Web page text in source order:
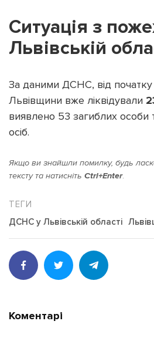
Ситуація з
Львівській
За даними ДСНС, від початку
Львівщини вже ліквідували
виявлено 53 загиблих особи
осіб.
Якщо ви знайшли помилку, будь
тексту та натисніть Ctrl+Enter.
ДСНС у Львівській області
Коментарі